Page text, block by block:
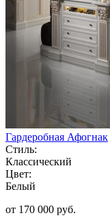
Гардеробная Афогнак
Стиль:
Классический
Цвет:
Белый
от 170 000 руб.